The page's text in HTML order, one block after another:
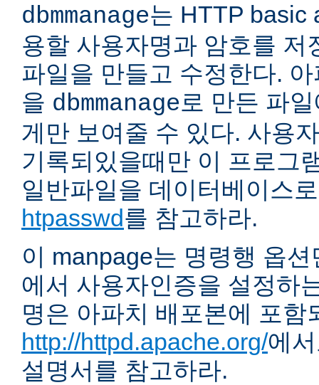
dbmmanage는 HTTP basic
용할 사용자명과 암호를 저
파일을 만들고 수정한다.
을 dbmmanage로 만든 파
게만 보여줄 수 있다. 사용
기록되있을때만 이 프로그
일반파일을 데이터베이스
htpasswd를 참고하라.
이 manpage는 명령행 옵
에서 사용자인증을 설정하
명은 아파치 배포본에 포함
http://httpd.apache.org/에
설명서를 참고하라.